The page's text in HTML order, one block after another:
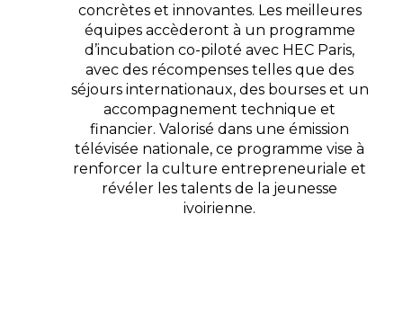
concrètes et innovantes. Les meilleures
équipes accèderont à un programme
d’incubation co-piloté avec HEC Paris,
avec des récompenses telles que des
séjours internationaux, des bourses et un
accompagnement technique et
financier. Valorisé dans une émission
télévisée nationale, ce programme vise à
renforcer la culture entrepreneuriale et
révéler les talents de la jeunesse
ivoirienne.